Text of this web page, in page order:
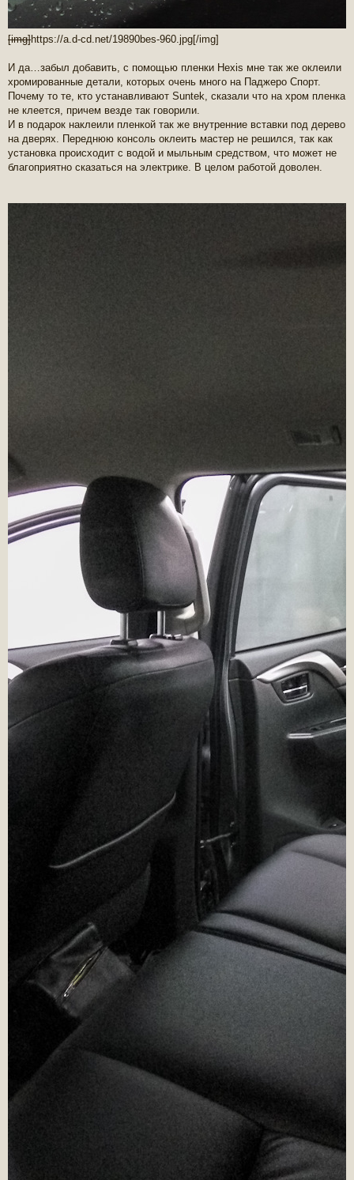
[img]https://a.d-cd.net/19890bes-960.jpg[/img]
И да…забыл добавить, с помощью пленки Hexis мне так же оклеили
хромированные детали, которых очень много на Паджеро Спорт.
Почему то те, кто устанавливают Suntek, сказали что на хром пленка
не клеется, причем везде так говорили.
И в подарок наклеили пленкой так же внутренние вставки под дерево
на дверях. Переднюю консоль оклеить мастер не решился, так как
установка происходит с водой и мыльным средством, что может не
благоприятно сказаться на электрике. В целом работой доволен.